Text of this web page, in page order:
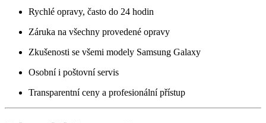
Rychlé opravy, často do 24 hodin
Záruka na všechny provedené opravy
Zkušenosti se všemi modely Samsung Galaxy
Osobní i poštovní servis
Transparentní ceny a profesionální přístup